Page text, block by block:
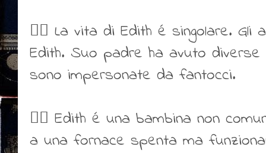
👍🏻 La vita di Edith é singolare.
Edith. Suo padre ha avuto
sono impersonate da fantocci.
👍🏻 Edith é una bambina non
a una fornace spenta ma